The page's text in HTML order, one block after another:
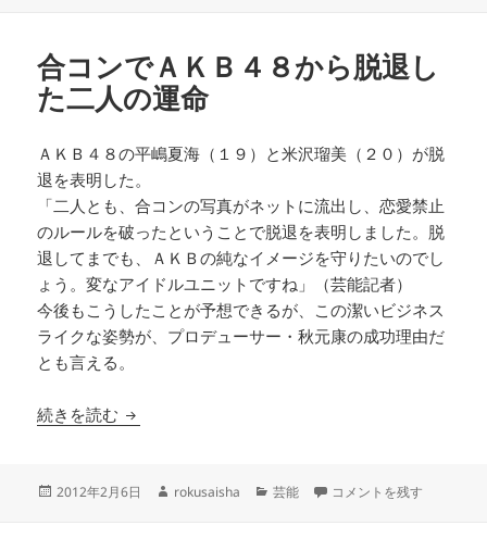
合コンでＡＫＢ４８から脱退し
た二人の運命
ＡＫＢ４８の平嶋夏海（１９）と米沢瑠美（２０）が脱
退を表明した。
「二人とも、合コンの写真がネットに流出し、恋愛禁止
のルールを破ったということで脱退を表明しました。脱
退してまでも、ＡＫＢの純なイメージを守りたいのでし
ょう。変なアイドルユニットですね」（芸能記者）
今後もこうしたことが予想できるが、この潔いビジネス
ライクな姿勢が、プロデューサー・秋元康の成功理由だ
とも言える。
続きを読む 合コンでＡＫＢ４８から脱退した二人の運命
投
2012年2月6日
作
rokusaisha
カ
芸能 合コンでＡＫＢ４８から
コメントを残す